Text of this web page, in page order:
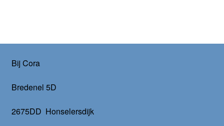
Bij Cora
Bredenel 5D
2675DD Honselersdijk